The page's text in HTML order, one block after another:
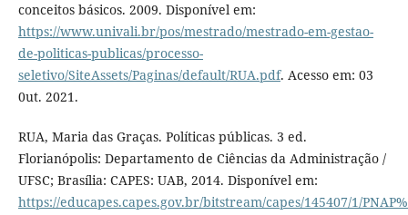
conceitos básicos. 2009. Disponível em:
https://www.univali.br/pos/mestrado/mestrado-em-gestao-
de-politicas-publicas/processo-
seletivo/SiteAssets/Paginas/default/RUA.pdf. Acesso em: 03
0ut. 2021.
RUA, Maria das Graças. Políticas públicas. 3 ed.
Florianópolis: Departamento de Ciências da Administração /
UFSC; Brasília: CAPES: UAB, 2014. Disponível em:
https://educapes.capes.gov.br/bitstream/capes/145407/1/